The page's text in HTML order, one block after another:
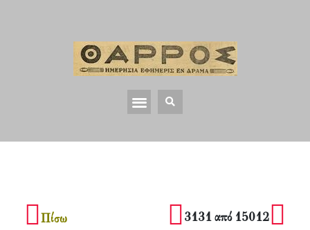
Πίσω 3131 από 15012